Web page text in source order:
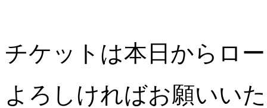
チケットは本日からロ
よろしければお願いい